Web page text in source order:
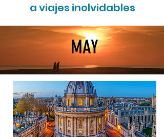
a viajes inolvidables
MAY